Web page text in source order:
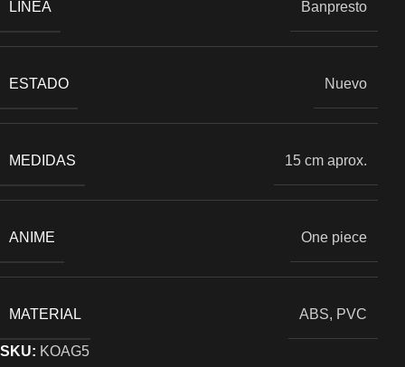
LINEA Banpresto
ESTADO Nuevo
MEDIDAS 15 cm aprox.
ANIME One piece
MATERIAL ABS, PVC
SKU: KOAG5